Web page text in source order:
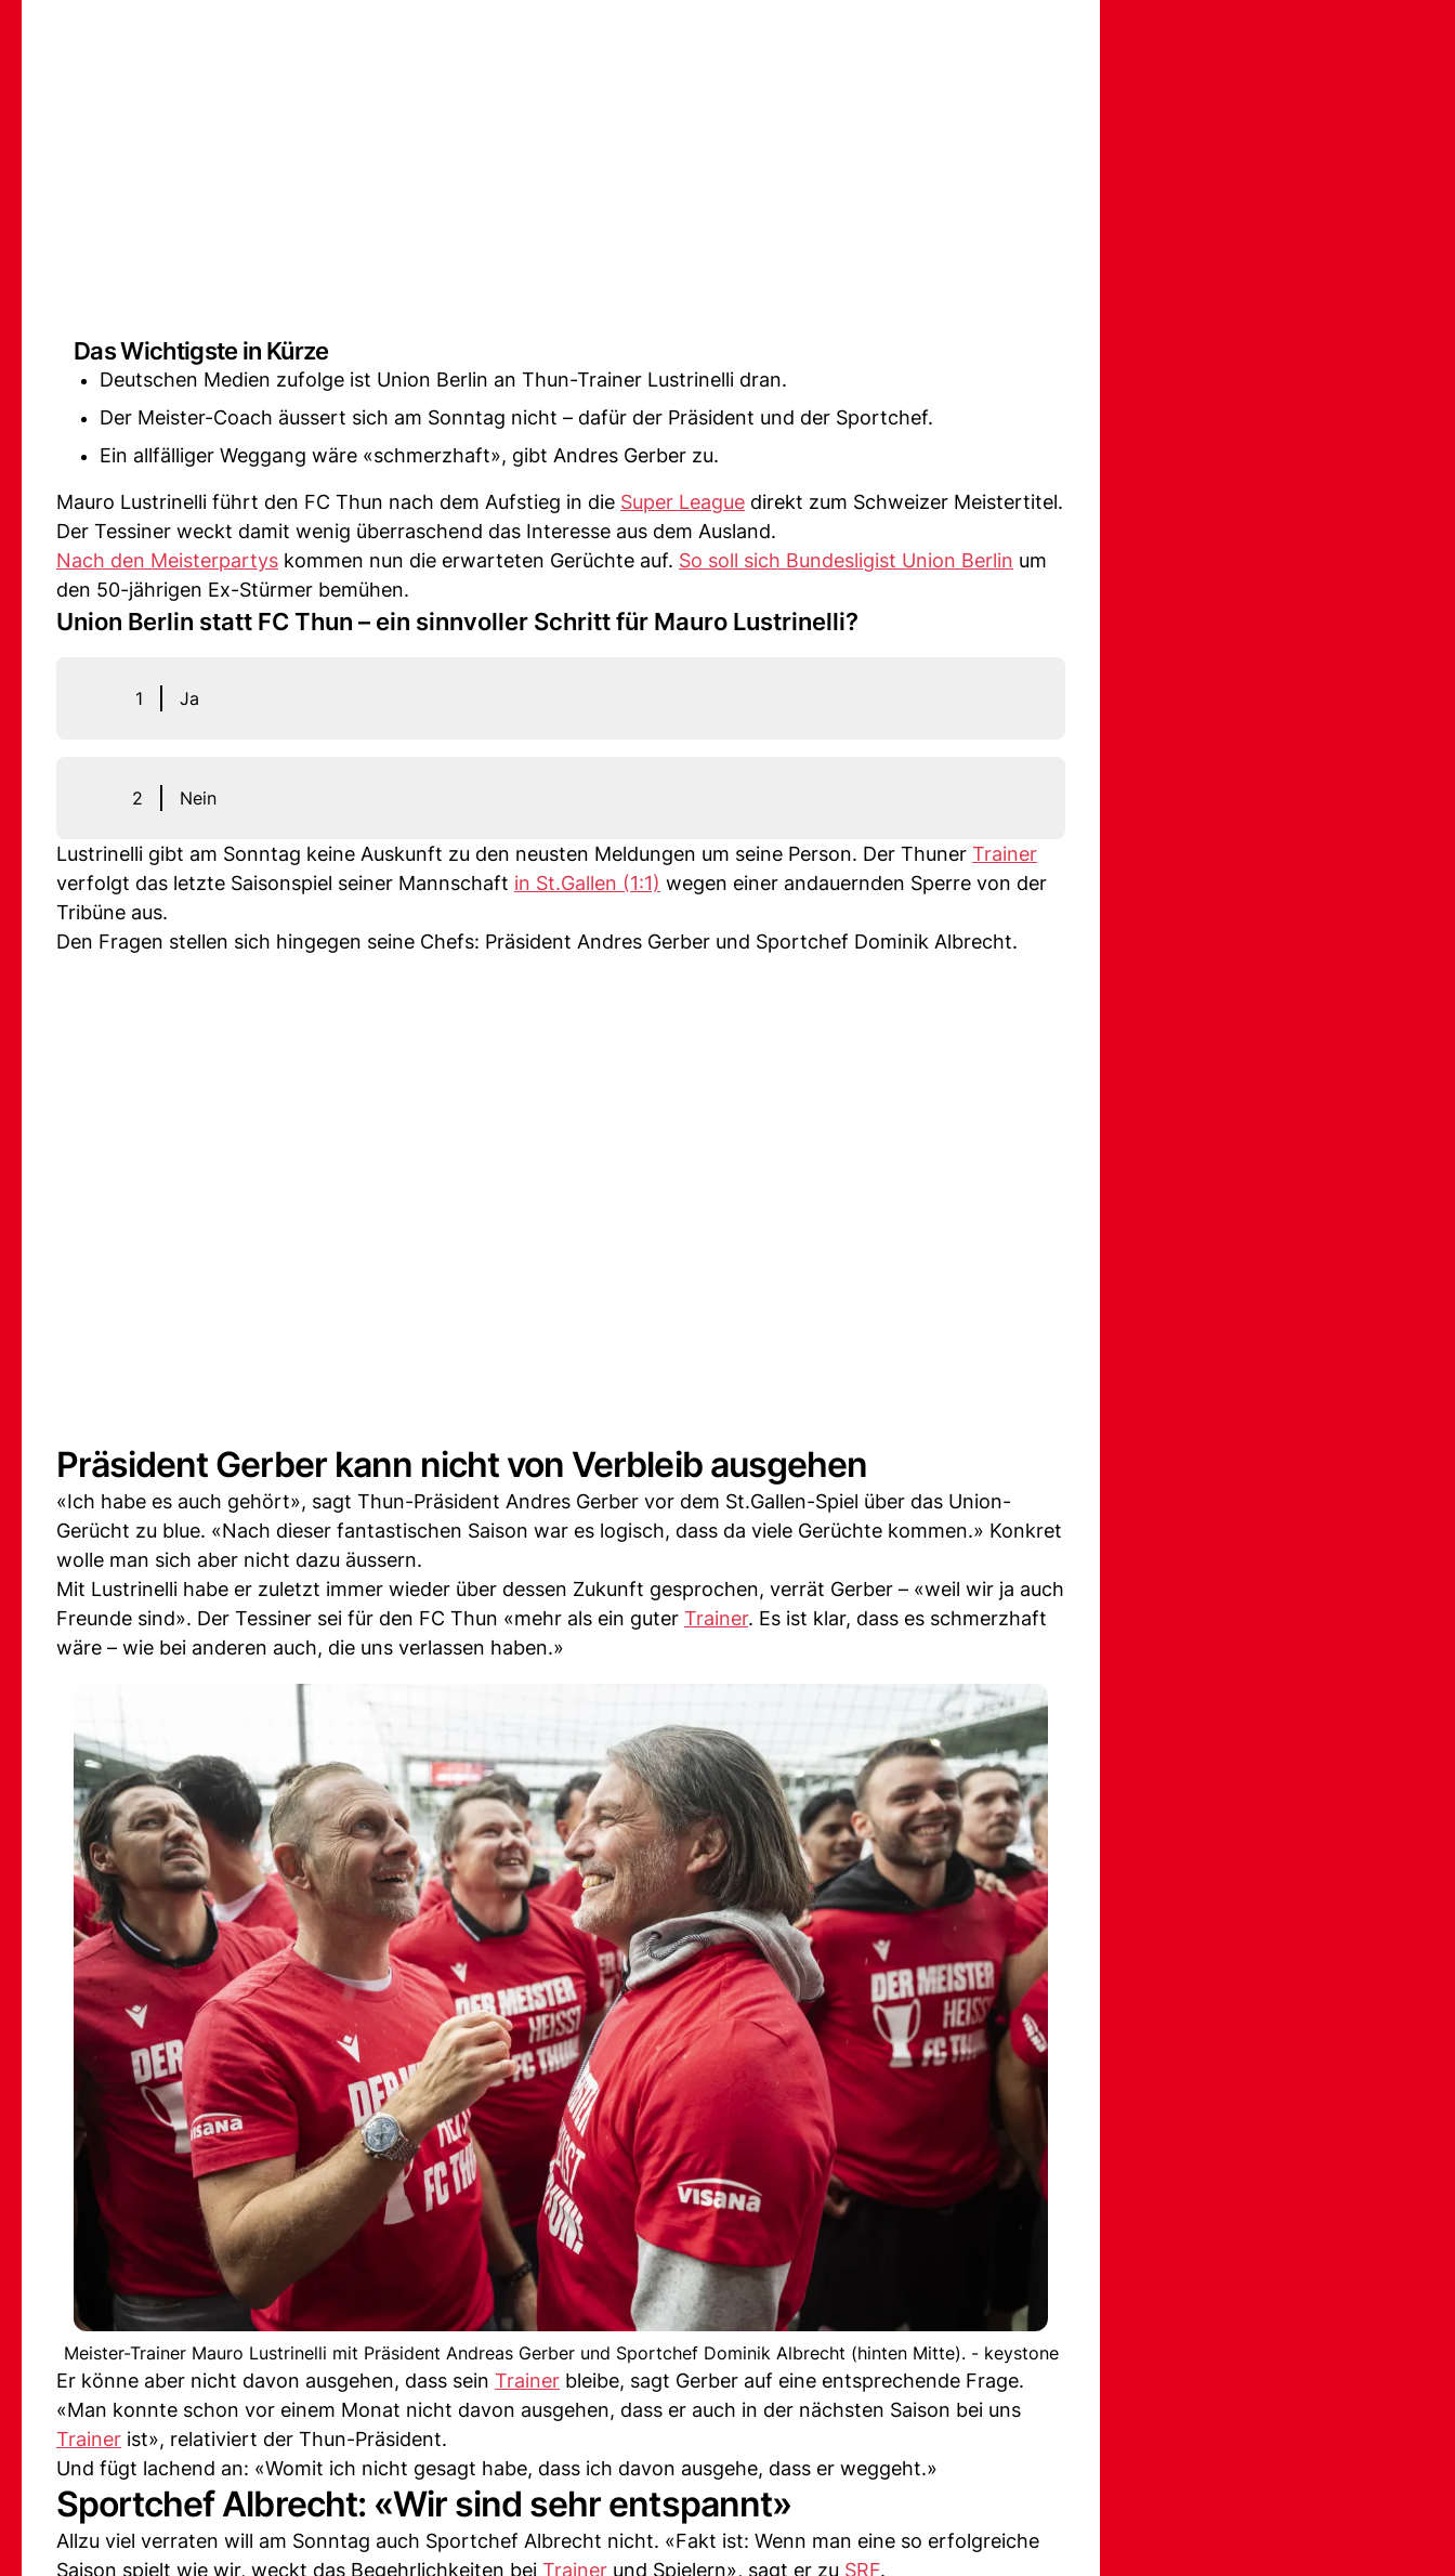
Das Wichtigste in Kürze
Deutschen Medien zufolge ist Union Berlin an Thun-Trainer Lustrinelli dran.
Der Meister-Coach äussert sich am Sonntag nicht – dafür der Präsident und der Sportchef.
Ein allfälliger Weggang wäre «schmerzhaft», gibt Andres Gerber zu.
Mauro Lustrinelli führt den FC Thun nach dem Aufstieg in die Super League direkt zum Schweizer Meistertitel.
Der Tessiner weckt damit wenig überraschend das Interesse aus dem Ausland.
Nach den Meisterpartys kommen nun die erwarteten Gerüchte auf. So soll sich Bundesligist Union Berlin um
den 50-jährigen Ex-Stürmer bemühen.
Union Berlin statt FC Thun – ein sinnvoller Schritt für Mauro Lustrinelli?
1 Ja
2 Nein
Lustrinelli gibt am Sonntag keine Auskunft zu den neusten Meldungen um seine Person. Der Thuner Trainer
verfolgt das letzte Saisonspiel seiner Mannschaft in St.Gallen (1:1) wegen einer andauernden Sperre von der
Tribüne aus.
Den Fragen stellen sich hingegen seine Chefs: Präsident Andres Gerber und Sportchef Dominik Albrecht.
Präsident Gerber kann nicht von Verbleib ausgehen
«Ich habe es auch gehört», sagt Thun-Präsident Andres Gerber vor dem St.Gallen-Spiel über das Union-
Gerücht zu blue. «Nach dieser fantastischen Saison war es logisch, dass da viele Gerüchte kommen.» Konkret
wolle man sich aber nicht dazu äussern.
Mit Lustrinelli habe er zuletzt immer wieder über dessen Zukunft gesprochen, verrät Gerber – «weil wir ja auch
Freunde sind». Der Tessiner sei für den FC Thun «mehr als ein guter Trainer. Es ist klar, dass es schmerzhaft
wäre – wie bei anderen auch, die uns verlassen haben.»
Meister-Trainer Mauro Lustrinelli mit Präsident Andreas Gerber und Sportchef Dominik Albrecht (hinten Mitte). - keystone
Er könne aber nicht davon ausgehen, dass sein Trainer bleibe, sagt Gerber auf eine entsprechende Frage.
«Man konnte schon vor einem Monat nicht davon ausgehen, dass er auch in der nächsten Saison bei uns
Trainer ist», relativiert der Thun-Präsident.
Und fügt lachend an: «Womit ich nicht gesagt habe, dass ich davon ausgehe, dass er weggeht.»
Sportchef Albrecht: «Wir sind sehr entspannt»
Allzu viel verraten will am Sonntag auch Sportchef Albrecht nicht. «Fakt ist: Wenn man eine so erfolgreiche
Saison spielt wie wir, weckt das Begehrlichkeiten bei Trainer und Spielern», sagt er zu SRF.